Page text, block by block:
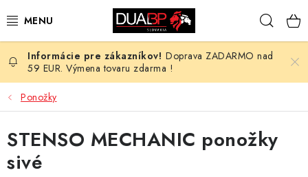
na
NOVÉ
PRACOVNÉ ODEVY
OBUV
HOTEL A SLUŽBY
Doprava ZADARMO nad
59 EUR. Výmena tovaru zdarma !
Ponožky
STENSO MECHANIC ponožky
sivé